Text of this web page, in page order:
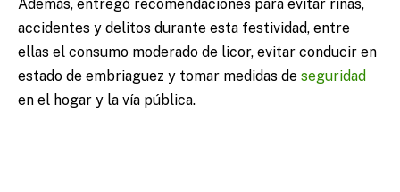
Además, entregó recomendaciones para evitar riñas,
accidentes y delitos durante esta festividad, entre
ellas el consumo moderado de licor, evitar conducir en
estado de embriaguez y tomar medidas de seguridad
en el hogar y la vía pública.